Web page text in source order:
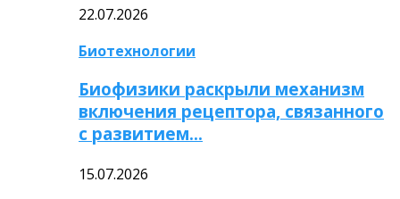
22.07.2026
Биотехнологии
Биофизики раскрыли механизм
включения рецептора, связанного
с развитием…
15.07.2026